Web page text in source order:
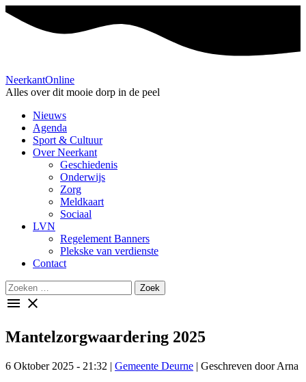
NeerkantOnline
Alles over dit mooie dorp in de peel
Nieuws
Agenda
Sport & Cultuur
Over Neerkant
Geschiedenis
Onderwijs
Zorg
Meldkaart
Sociaal
LVN
Regelement Banners
Plekske van verdienste
Contact
Search
for:
menu close
Mantelzorgwaardering 2025
6 Oktober 2025 - 21:32 | Gemeente Deurne | Geschreven door Arna